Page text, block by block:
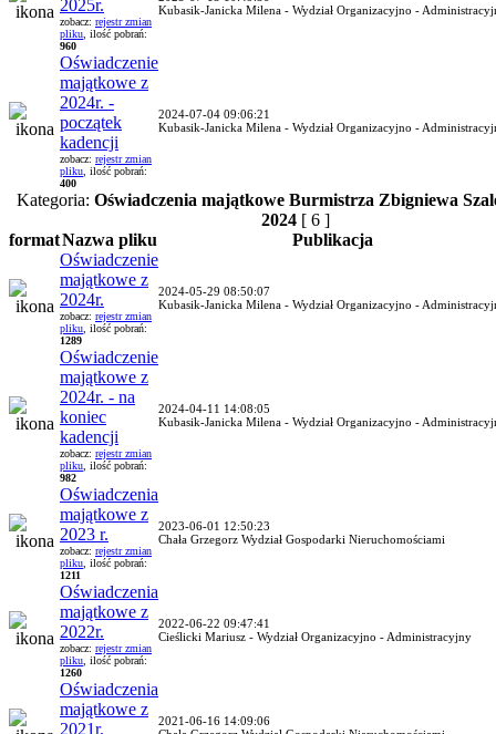
2025r.
zobacz: rejestr zmian
pliku , ilość pobrań:
960
Kubasik-Janicka Milena - Wydział Organizacyjno -
Oświadczenie
majątkowe z
2024r. -
początek
kadencji
zobacz: rejestr zmian
pliku , ilość pobrań:
400
2024-07-04 09:06:21
Kubasik-Janicka Milena - Wydział Organizacyjno -
Kategoria: Oświadczenia majątkowe Burmistrza Zbigniewa
2024[ 6 ]
formatNazwa pliku
Publikacja
Oświadczenie
majątkowe z
2024r.
zobacz: rejestr zmian
pliku , ilość pobrań:
1289
2024-05-29 08:50:07
Kubasik-Janicka Milena - Wydział Organizacyjno -
Oświadczenie
majątkowe z
2024r. - na
koniec
kadencji
zobacz: rejestr zmian
pliku , ilość pobrań:
982
2024-04-11 14:08:05
Kubasik-Janicka Milena - Wydział Organizacyjno -
Oświadczenia
majątkowe z
2023 r.
zobacz: rejestr zmian
pliku , ilość pobrań:
1211
2023-06-01 12:50:23
Chała Grzegorz Wydział Gospodarki Nieruchomościami
Oświadczenia
majątkowe z
2022r.
zobacz: rejestr zmian
pliku , ilość pobrań:
1260
2022-06-22 09:47:41
Cieślicki Mariusz - Wydział Organizacyjno - Administracyjny
Oświadczenia
majątkowe z
2021r.
2021-06-16 14:09:06